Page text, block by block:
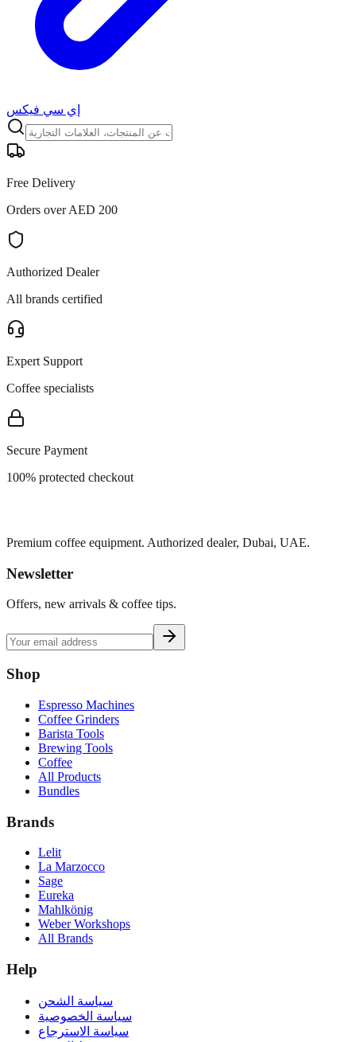
إي سي فيكس
Free Delivery
Orders over AED 200
Authorized Dealer
All brands certified
Expert Support
Coffee specialists
Secure Payment
100% protected checkout
Premium coffee equipment. Authorized dealer, Dubai, UAE.
Newsletter
Offers, new arrivals & coffee tips.
Shop
Espresso Machines
Coffee Grinders
Barista Tools
Brewing Tools
Coffee
All Products
Bundles
Brands
Lelit
La Marzocco
Sage
Eureka
Mahlkönig
Weber Workshops
All Brands
Help
سياسة الشحن
سياسة الخصوصية
سياسة الاسترجاع